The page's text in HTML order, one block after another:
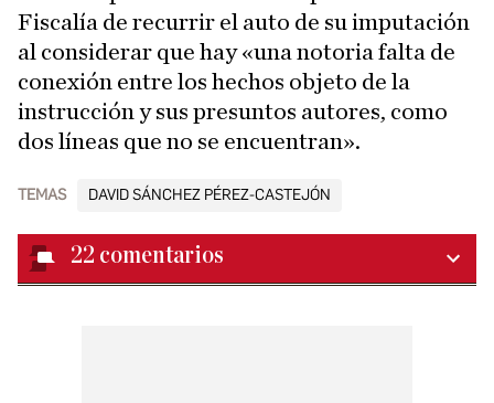
Fiscalía de recurrir el auto de su imputación
al considerar que hay «una notoria falta de
conexión entre los hechos objeto de la
instrucción y sus presuntos autores, como
dos líneas que no se encuentran».
TEMAS DAVID SÁNCHEZ PÉREZ-CASTEJÓN
22 comentarios